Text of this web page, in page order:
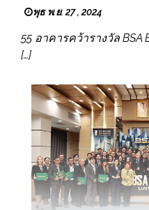
พุธ พ.ย. 27 , 2024
55 อาคารคว้ารางวัล BSA
[…]